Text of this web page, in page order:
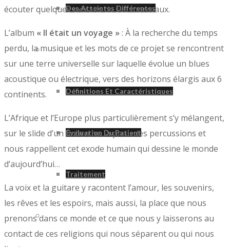
Des Atteintes Différentes
Syndrome Post-Polio
Définitions Et Caractéristiques
Évaluation Du Patient
Traitement
Vivre Avec La Polio
écouter quelques extraits de ses morceaux.
L’album « Il était un voyage »: À la recherche du temps
perdu, la musique et les mots de ce projet se rencontrent
sur une terre universelle sur laquelle évolue un blues
acoustique ou électrique, vers des horizons élargis aux 6
continents.
L’Afrique et l’Europe plus particulièrement s’y mélangent,
sur le slide d’un dobro ou la peau des percussions et
nous rappellent cet exode humain qui dessine le monde
d’aujourd’hui…
La voix et la guitare y racontent l’amour, les souvenirs,
les rêves et les espoirs, mais aussi, la place que nous
prenons dans ce monde et ce que nous y laisserons au
contact de ces religions qui nous séparent ou qui nous